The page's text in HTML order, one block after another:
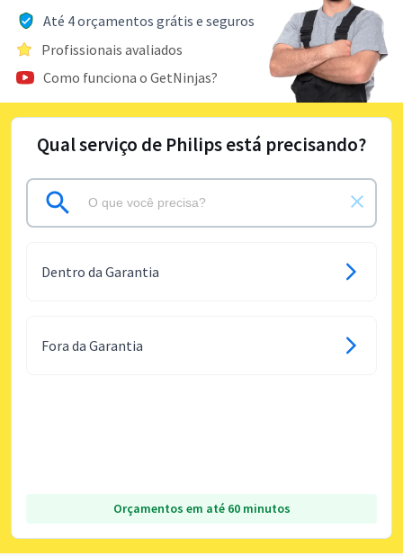
Até 4 orçamentos grátis e seguros
Profissionais avaliados
Como funciona o GetNinjas?
Qual serviço de Philips está precisando?
Dentro da Garantia
Fora da Garantia
Orçamentos em até 60 minutos